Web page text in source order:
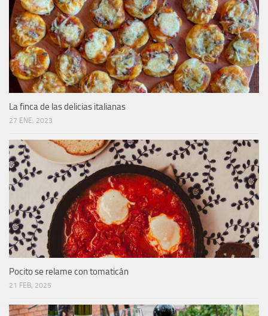
La finca de las delicias italianas
27 ENE, 2023
Pocito se relame con tomaticán
21 FEB, 2025